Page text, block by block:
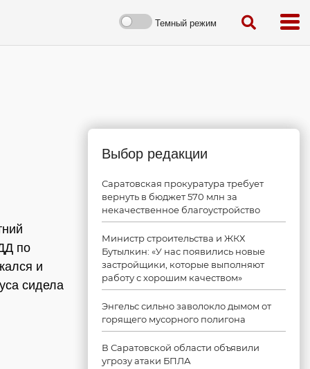
Темный режим
по
и
сидела
Выбор редакции
Саратовская прокуратура требует
вернуть в бюджет 570 млн за
некачественное благоустройство
Министр строительства и ЖКХ
Бутылкин: «У нас появились новые
застройщики, которые выполняют
работу с хорошим качеством»
Энгельс сильно заволокло дымом от
горящего мусорного полигона
В Саратовской области объявили
угрозу атаки БПЛА